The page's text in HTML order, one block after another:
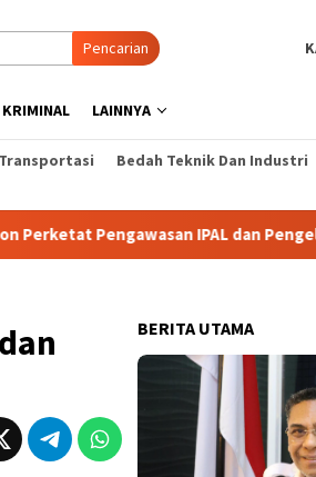
Pencarian
KRIMINAL LAINNYA
Bedah Teknik Dan Industri
IPAL dan Pengelolaan Sampah
BERITA UTAMA